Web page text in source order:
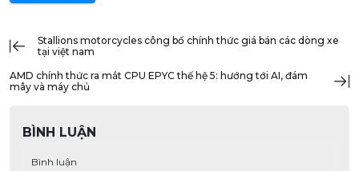
stallions motorcycles công bố chính thức giá bán các dòng xe
tại việt nam
AMD chính thức ra mắt CPU EPYC thế hệ 5: hướng tới AI, đám
mây và máy chủ
BÌNH LUẬN
Bình luận